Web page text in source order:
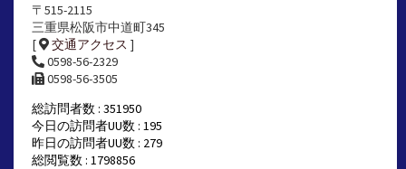
〒515-2115
三重県松阪市中道町345
[
交通アクセス ]
0598-56-2329
0598-56-3505
総訪問者数 : 351950
今日の訪問者UU数 : 195
昨日の訪問者UU数 : 279
総閲覧数 : 1798856